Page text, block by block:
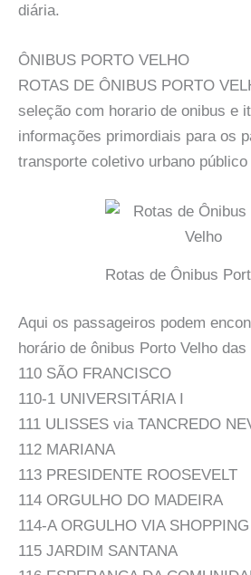
diária.
ÔNIBUS PORTO VELHO
ROTAS DE ÔNIBUS PORTO
seleção com horario de onibus e
informações primordiais para os
transporte coletivo urbano público
Rotas de Ônibus
Aqui os passageiros podem
horário de ônibus Porto Velho
110 SÃO FRANCISCO
110-1 UNIVERSITÁRIA I
111 ULISSES via TANCREDO
112 MARIANA
113 PRESIDENTE ROOSEVELT
114 ORGULHO DO MADEIRA
114-A ORGULHO VIA SHOPPING
115 JARDIM SANTANA